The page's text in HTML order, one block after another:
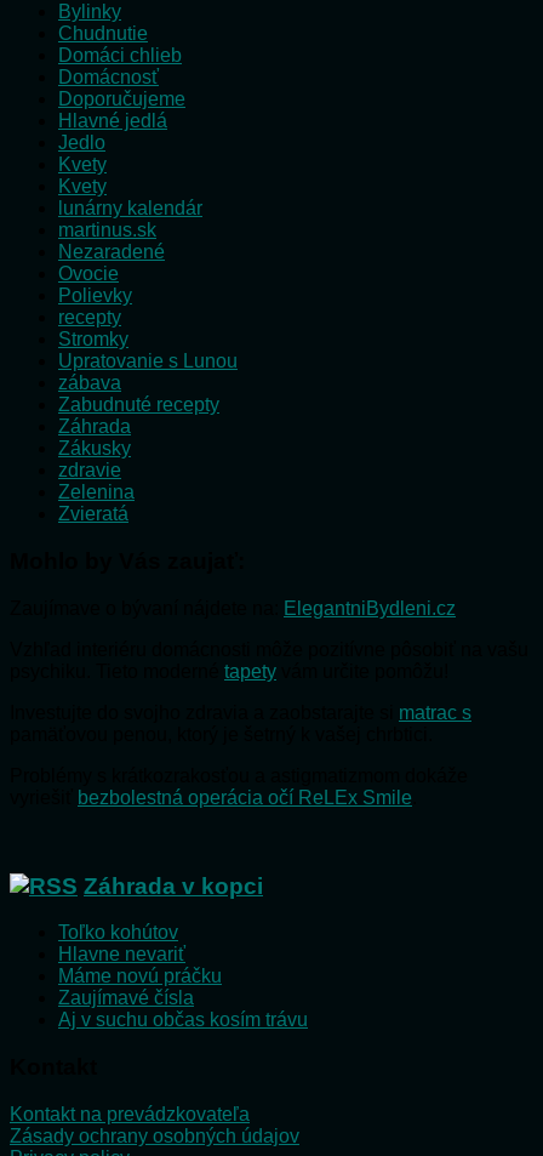
Bylinky
Chudnutie
Domáci chlieb
Domácnosť
Doporučujeme
Hlavné jedlá
Jedlo
Kvety
Kvety
lunárny kalendár
martinus.sk
Nezaradené
Ovocie
Polievky
recepty
Stromky
Upratovanie s Lunou
zábava
Zabudnuté recepty
Záhrada
Zákusky
zdravie
Zelenina
Zvieratá
ElegantniBydleni.cz
tapety
matrac s
bezbolestná operácia očí ReLEx Smile
Záhrada v kopci
Toľko kohútov
Hlavne nevariť
Máme novú práčku
Zaujímavé čísla
Aj v suchu občas kosím trávu
Kontakt na prevádzkovateľa
Zásady ochrany osobných údajov